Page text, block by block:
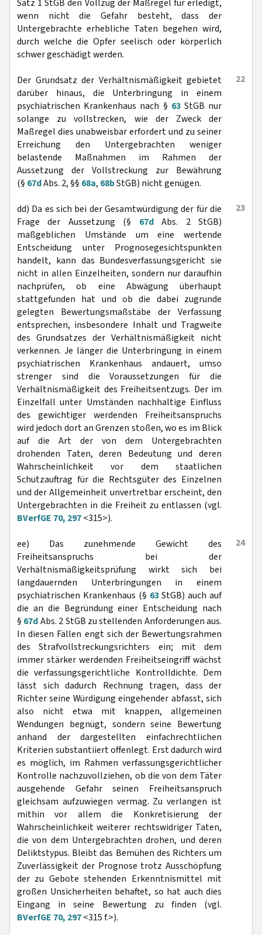
Satz 1 StGB den Vollzug der Maßregel für erledigt,
wenn nicht die Gefahr besteht, dass der
Untergebrachte erhebliche Taten begehen wird,
durch welche die Opfer seelisch oder körperlich
schwer geschädigt werden.
22
Der Grundsatz der Verhältnismäßigkeit gebietet
darüber hinaus, die Unterbringung in einem
psychiatrischen Krankenhaus nach § 63StGB nur
solange zu vollstrecken, wie der Zweck der
Maßregel dies unabweisbar erfordert und zu seiner
Erreichung den Untergebrachten weniger
belastende Maßnahmen im Rahmen der
Aussetzung der Vollstreckung zur Bewährung
(§ 67dAbs. 2, §§ 68a, 68bStGB) nicht genügen.
23
dd) Da es sich bei der Gesamtwürdigung der für die
Frage der Aussetzung (§ 67dAbs. 2 StGB)
maßgeblichen Umstände um eine wertende
Entscheidung unter Prognosegesichtspunkten
handelt, kann das Bundesverfassungsgericht sie
nicht in allen Einzelheiten, sondern nur daraufhin
nachprüfen, ob eine Abwägung überhaupt
stattgefunden hat und ob die dabei zugrunde
gelegten Bewertungsmaßstäbe der Verfassung
entsprechen, insbesondere Inhalt und Tragweite
des Grundsatzes der Verhältnismäßigkeit nicht
verkennen. Je länger die Unterbringung in einem
psychiatrischen Krankenhaus andauert, umso
strenger sind die Voraussetzungen für die
Verhältnismäßigkeit des Freiheitsentzugs. Der im
Einzelfall unter Umständen nachhaltige Einfluss
des gewichtiger werdenden Freiheitsanspruchs
wird jedoch dort an Grenzen stoßen, wo es im Blick
auf die Art der von dem Untergebrachten
drohenden Taten, deren Bedeutung und deren
Wahrscheinlichkeit vor dem staatlichen
Schutzauftrag für die Rechtsgüter des Einzelnen
und der Allgemeinheit unvertretbar erscheint, den
Untergebrachten in die Freiheit zu entlassen (vgl.
BVerfGE 70, 297<315>).
24
ee) Das zunehmende Gewicht des
Freiheitsanspruchs bei der
Verhältnismäßigkeitsprüfung wirkt sich bei
langdauernden Unterbringungen in einem
psychiatrischen Krankenhaus (§ 63StGB) auch auf
die an die Begründung einer Entscheidung nach
§ 67dAbs. 2 StGB zu stellenden Anforderungen aus.
In diesen Fällen engt sich der Bewertungsrahmen
des Strafvollstreckungsrichters ein; mit dem
immer stärker werdenden Freiheitseingriff wächst
die verfassungsgerichtliche Kontrolldichte. Dem
lässt sich dadurch Rechnung tragen, dass der
Richter seine Würdigung eingehender abfasst, sich
also nicht etwa mit knappen, allgemeinen
Wendungen begnügt, sondern seine Bewertung
anhand der dargestellten einfachrechtlichen
Kriterien substantiiert offenlegt. Erst dadurch wird
es möglich, im Rahmen verfassungsgerichtlicher
Kontrolle nachzuvollziehen, ob die von dem Täter
ausgehende Gefahr seinen Freiheitsanspruch
gleichsam aufzuwiegen vermag. Zu verlangen ist
mithin vor allem die Konkretisierung der
Wahrscheinlichkeit weiterer rechtswidriger Taten,
die von dem Untergebrachten drohen, und deren
Deliktstypus. Bleibt das Bemühen des Richters um
Zuverlässigkeit der Prognose trotz Ausschöpfung
der zu Gebote stehenden Erkenntnismittel mit
großen Unsicherheiten behaftet, so hat auch dies
Eingang in seine Bewertung zu finden (vgl.
BVerfGE 70, 297<315 f.>).